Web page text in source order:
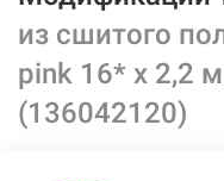
из сшитого
pink 16* x 2,2
(136042120)